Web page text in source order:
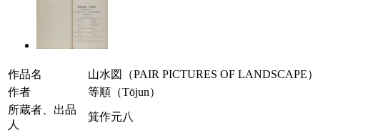
作品名
山水図（PAIR PICTURES OF LANDSCAPE）
作者
等順（Tōjun）
所蔵者、出品
人
箕作元八